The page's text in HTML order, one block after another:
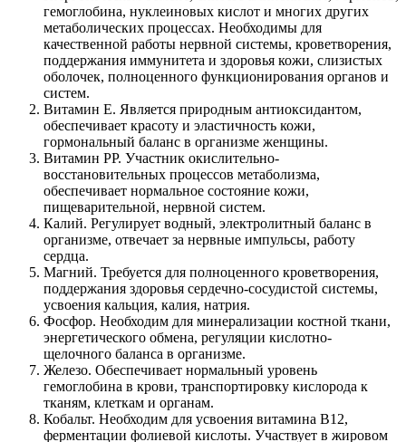
гемоглобина, нуклеиновых кислот и многих других
метаболических процессах. Необходимы для
качественной работы нервной системы, кроветворения,
поддержания иммунитета и здоровья кожи, слизистых
оболочек, полноценного функционирования органов и
систем.
Витамин Е. Является природным антиоксидантом,
обеспечивает красоту и эластичность кожи,
гормональный баланс в организме женщины.
Витамин РР. Участник окислительно-
восстановительных процессов метаболизма,
обеспечивает нормальное состояние кожи,
пищеварительной, нервной систем.
Калий. Регулирует водный, электролитный баланс в
организме, отвечает за нервные импульсы, работу
сердца.
Магний. Требуется для полноценного кроветворения,
поддержания здоровья сердечно-сосудистой системы,
усвоения кальция, калия, натрия.
Фосфор. Необходим для минерализации костной ткани,
энергетического обмена, регуляции кислотно-
щелочного баланса в организме.
Железо. Обеспечивает нормальный уровень
гемоглобина в крови, транспортировку кислорода к
тканям, клеткам и органам.
Кобальт. Необходим для усвоения витамина В12,
ферментации фолиевой кислоты. Участвует в жировом